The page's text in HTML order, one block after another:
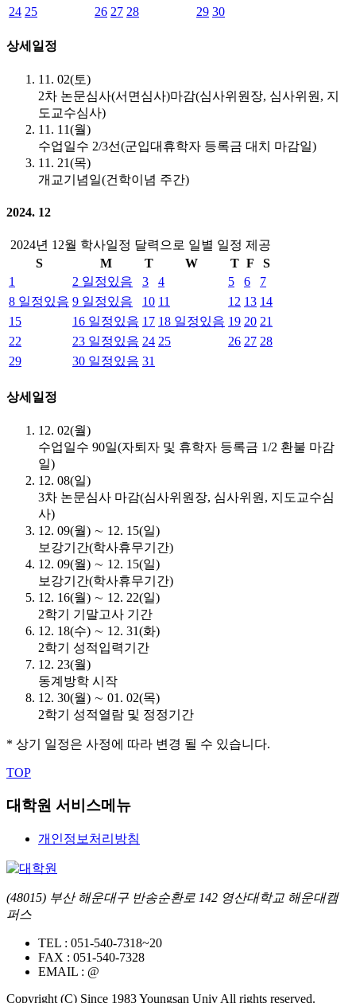
24 25 26 27 28 29 30
상세일정
11. 02(토)
2차 논문심사(서면심사)마감(심사위원장, 심사위원, 지
도교수심사)
11. 11(월)
수업일수 2/3선(군입대휴학자 등록금 대치 마감일)
11. 21(목)
개교기념일(건학이념 주간)
2024. 12
2024년 12월 학사일정 달력으로 일별 일정 제공
S
M T W T F
S
1
2 일정있음 3 4 5 6
7
8 일정있음 9 일정있음 10 11 12 13 14
15
16 일정있음 17 18 일정있음 19 20 21
22
23 일정있음 24 25 26 27 28
29
30 일정있음 31
상세일정
12. 02(월)
수업일수 90일(자퇴자 및 휴학자 등록금 1/2 환불 마감
일)
12. 08(일)
3차 논문심사 마감(심사위원장, 심사위원, 지도교수심
사)
12. 09(월) ∼ 12. 15(일)
보강기간(학사휴무기간)
12. 09(월) ∼ 12. 15(일)
보강기간(학사휴무기간)
12. 16(월) ∼ 12. 22(일)
2학기 기말고사 기간
12. 18(수) ∼ 12. 31(화)
2학기 성적입력기간
12. 23(월)
동계방학 시작
12. 30(월) ∼ 01. 02(목)
2학기 성적열람 및 정정기간
* 상기 일정은 사정에 따라 변경 될 수 있습니다.
TOP
대학원 서비스메뉴
개인정보처리방침
(48015) 부산 해운대구 반송순환로 142 영산대학교 해운대캠
퍼스
TEL : 051-540-7318~20
FAX : 051-540-7328
EMAIL : @
Copyright (C) Since 1983 Youngsan Univ All rights reserved.